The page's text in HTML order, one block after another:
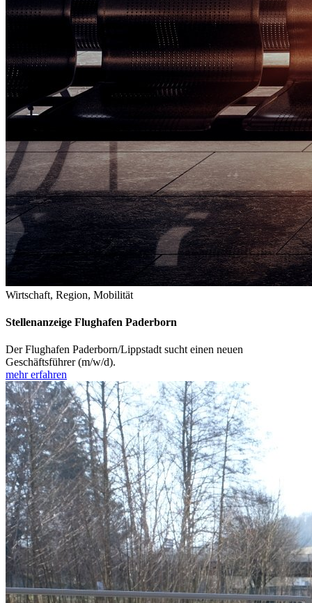
Wirtschaft, Region, Mobilität
Stellenanzeige Flughafen Paderborn
Der Flughafen Paderborn/Lippstadt sucht einen neuen
Geschäftsführer (m/w/d).
mehr erfahren